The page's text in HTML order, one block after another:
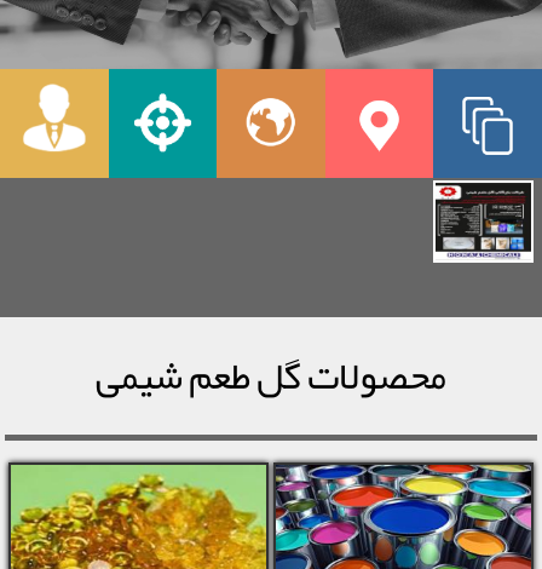
محصولات گل طعم شیمی